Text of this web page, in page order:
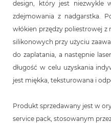
design, który jest niezwykle
zdejmowania z nadgarstka.
włókien przędzy poliestrowej
silikonowych przy użyciu
do zaplatania, a następnie
długość w celu uzyskania
jest miękka, teksturowana i
Produkt sprzedawany jest w
service pack, stosowanym